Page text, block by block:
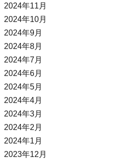
2024年11月
2024年10月
2024年9月
2024年8月
2024年7月
2024年6月
2024年5月
2024年4月
2024年3月
2024年2月
2024年1月
2023年12月